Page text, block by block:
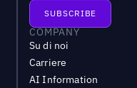
COMPANY
Su di noi
Carriere
AI Information